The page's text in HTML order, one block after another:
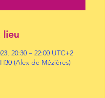
lieu
20:30 – 22:00 UTC+2
(Alex de Mézières)